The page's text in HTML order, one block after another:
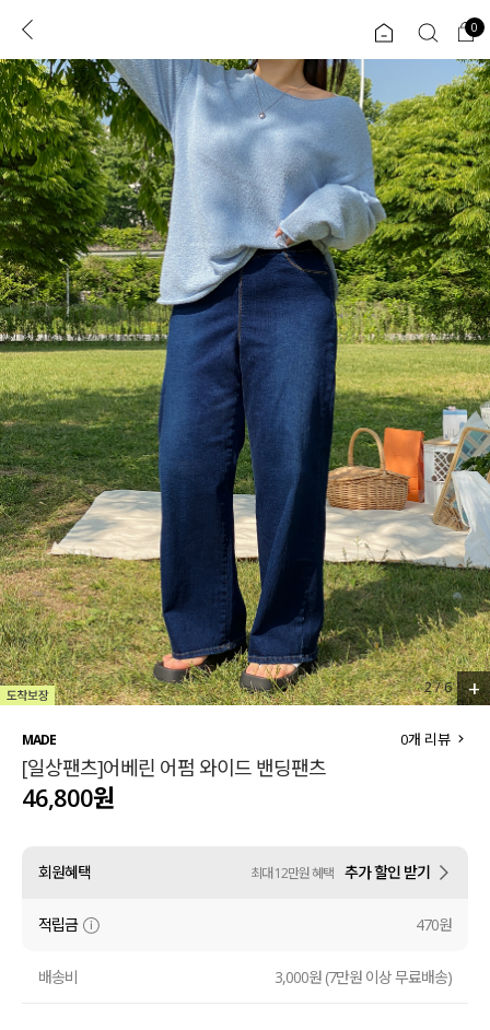
로그인 0
ENG
TW
JP
콘텐츠 리뷰 & 혜택 플러스핏 회원혜택 입
CATEGORY COMMUNITY
도착보장⚡
인플루언서 pick!
신상 5%
베스트
MADE
세트할인 ~30%
하객룩
살안타템
110사이즈
티셔츠
셔츠
원피스
니트
ALL
익스클루시브
아우터
티셔츠
니트
블라우스
원피스
팬츠
스커트
언더웨어
0
2/6 +
MADE
[일상팬츠]어베린 어펌 와이드 밴딩팬츠
0개 리뷰
46,800원
회원혜택 최대 12만원 혜택 추가 할인 받기
적립금 470원
배송비 3,000원 (7만원 이상 무료배송)